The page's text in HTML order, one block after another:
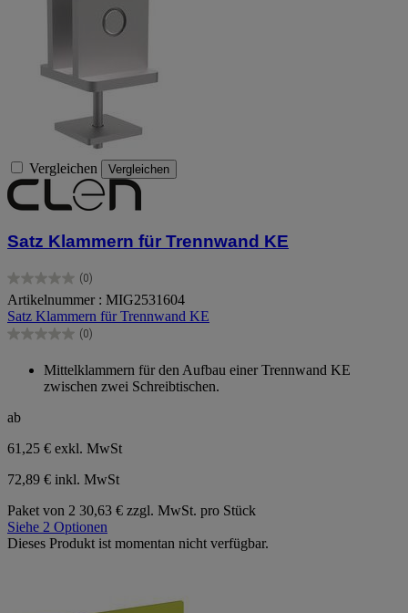
Vergleichen Vergleichen
Satz Klammern für Trennwand KE
(0)
0.0
von
5
Sternen.
Artikelnummer : MIG2531604
Satz Klammern für Trennwand KE
(0)
0.0
Sternen.
Mittelklammern für den Aufbau einer Trennwand KE
zwischen zwei Schreibtischen.
ab
61,25 € exkl. MwSt
72,89 € inkl. MwSt
Paket von 2 30,63 € zzgl. MwSt. pro Stück
Siehe 2 Optionen
Dieses Produkt ist momentan nicht verfügbar.